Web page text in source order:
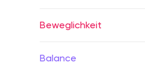
Beweglichkeit
Balance